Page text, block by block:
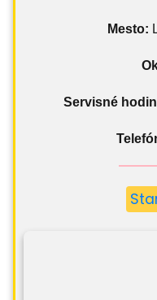
Mesto:
Servisné